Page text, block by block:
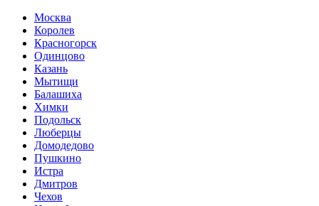
Москва
Королев
Красногорск
Одинцово
Казань
Мытищи
Балашиха
Химки
Подольск
Люберцы
Домодедово
Пушкино
Истра
Дмитров
Чехов